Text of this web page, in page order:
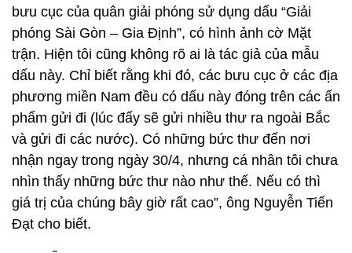
bưu cục của quân giải phóng sử dụng dấu “Giải
phóng Sài Gòn – Gia Định”, có hình ảnh cờ Mặt
trận. Hiện tôi cũng không rõ ai là tác giả của mẫu
dấu này. Chỉ biết rằng khi đó, các bưu cục ở các địa
phương miền Nam đều có dấu này đóng trên các ấn
phẩm gửi đi (lúc đấy sẽ gửi nhiều thư ra ngoài Bắc
và gửi đi các nước). Có những bức thư đến nơi
nhận ngay trong ngày 30/4, nhưng cá nhân tôi chưa
nhìn thấy những bức thư nào như thế. Nếu có thì
giá trị của chúng bây giờ rất cao”, ông Nguyễn Tiến
Đạt cho biết.